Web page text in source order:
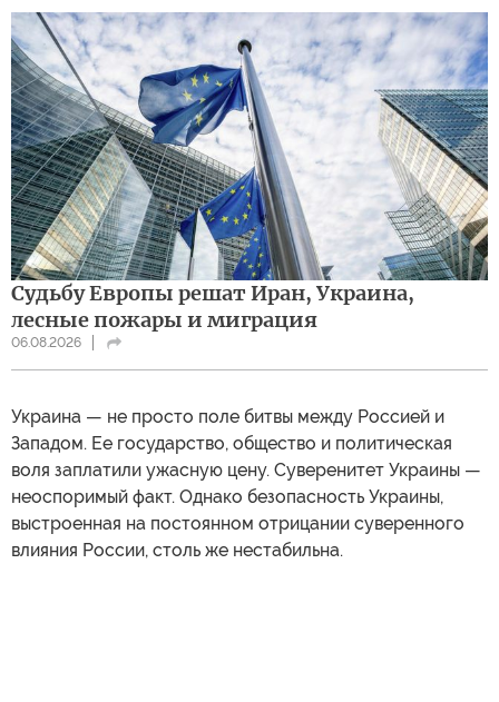
Судьбу Европы решат Иран, Украина,
лесные пожары и миграция
06.08.2026
Украина — не просто поле битвы между Россией и
Западом. Ее государство, общество и политическая
воля заплатили ужасную цену. Суверенитет Украины —
неоспоримый факт. Однако безопасность Украины,
выстроенная на постоянном отрицании суверенного
влияния России, столь же нестабильна.